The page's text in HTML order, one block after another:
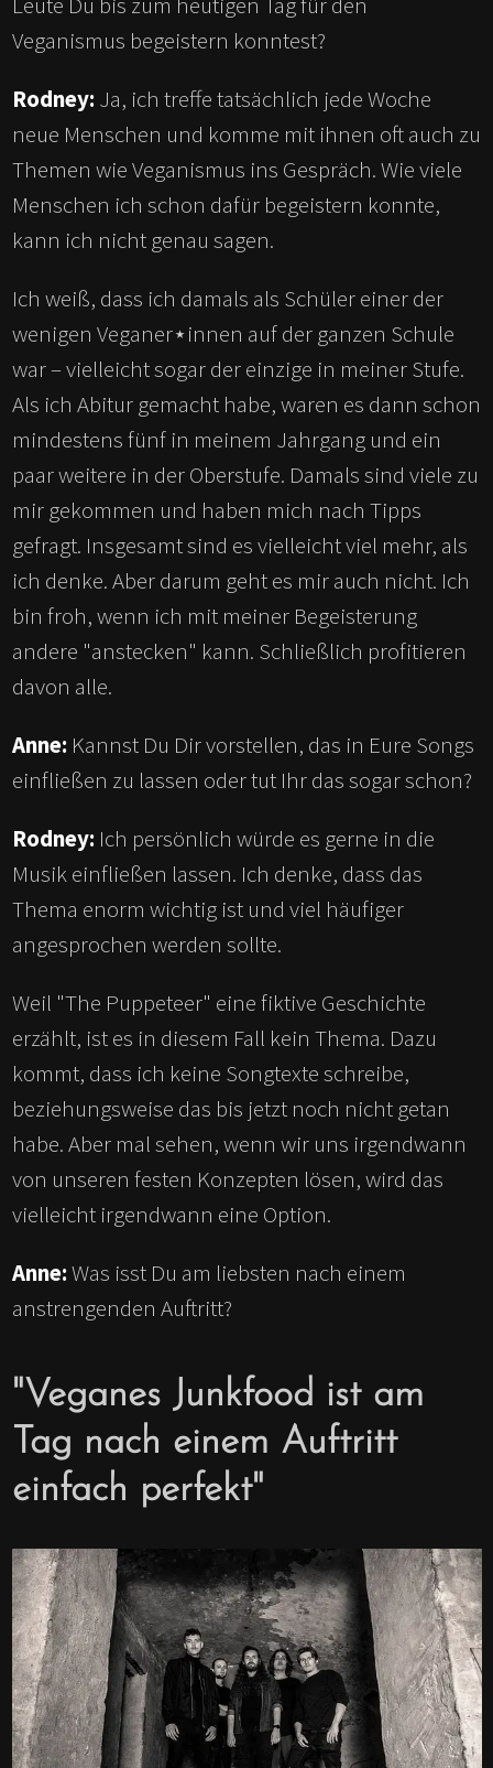
Veganismus begeistern konntest?
Rodney: Ja, ich treffe tatsächlich jede Woche
neue Menschen und komme mit ihnen oft auch zu
Themen wie Veganismus ins Gespräch. Wie viele
Menschen ich schon dafür begeistern konnte,
kann ich nicht genau sagen.
Ich weiß, dass ich damals als Schüler einer der
wenigen Veganer⋆innen auf der ganzen Schule
war – vielleicht sogar der einzige in meiner Stufe.
Als ich Abitur gemacht habe, waren es dann schon
mindestens fünf in meinem Jahrgang und ein
paar weitere in der Oberstufe. Damals sind viele zu
mir gekommen und haben mich nach Tipps
gefragt. Insgesamt sind es vielleicht viel mehr, als
ich denke. Aber darum geht es mir auch nicht. Ich
bin froh, wenn ich mit meiner Begeisterung
andere "anstecken" kann. Schließlich profitieren
davon alle.
Anne: Kannst Du Dir vorstellen, das in Eure Songs
einfließen zu lassen oder tut Ihr das sogar schon?
Rodney: Ich persönlich würde es gerne in die
Musik einfließen lassen. Ich denke, dass das
Thema enorm wichtig ist und viel häufiger
angesprochen werden sollte.
Weil "The Puppeteer" eine fiktive Geschichte
erzählt, ist es in diesem Fall kein Thema. Dazu
kommt, dass ich keine Songtexte schreibe,
beziehungsweise das bis jetzt noch nicht getan
habe. Aber mal sehen, wenn wir uns irgendwann
von unseren festen Konzepten lösen, wird das
vielleicht irgendwann eine Option.
Anne:Was isst Du am liebsten nach einem
anstrengenden Auftritt?
"Veganes Junkfood ist am
Tag nach einem Auftritt
einfach perfekt"